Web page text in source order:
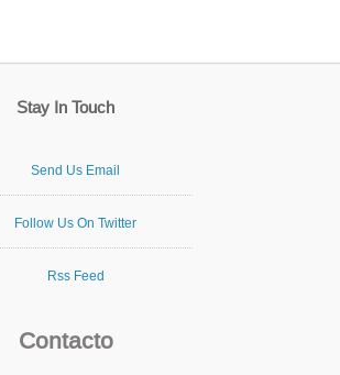
Stay In Touch
Send Us Email
Follow Us On Twitter
Rss Feed
Contacto